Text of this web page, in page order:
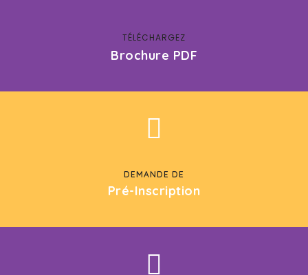
TÉLÉCHARGEZ
Brochure PDF
DEMANDE DE
Pré-Inscription